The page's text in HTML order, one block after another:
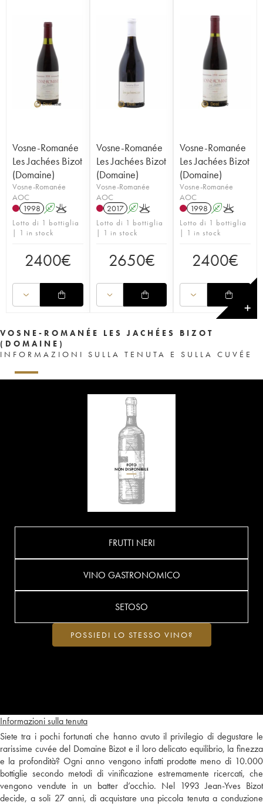
Vosne-Romanée
Les Jachées Bizot
(Domaine)
Vosne-Romanée
AOC
1998 AK
Lotto di 1 bottiglia
| 1 in stock
2400€
Vosne-Romanée
Les Jachées Bizot
(Domaine)
Vosne-Romanée
AOC
2017 AK
Lotto di 1 bottiglia
| 1 in stock
2650€
Vosne-Romanée
Les Jachées Bizot
(Domaine)
Vosne-Romanée
AOC
1998 AK
Lotto di 1 bottiglia
| 1 in stock
2400€
✕
VOSNE-ROMANÉE LES JACHÉES BIZOT
(DOMAINE)
INFORMAZIONI SULLA TENUTA E SULLA CUVÉE
Informazioni sulla tenuta
Siete tra i pochi fortunati che hanno avuto il privilegio di degustare le
rarissime cuvée del Domaine Bizot e il loro delicato equilibrio, la finezza
e la profondità? Ogni anno vengono infatti prodotte meno di 10.000
bottiglie secondo metodi di vinificazione estremamente ricercati, che
vengono vendute in un batter d’occhio. Nel 1993 Jean-Yves Bizot
decide, a soli 27 anni, di acquistare una piccola tenuta a conduzione
FRUTTI NERI
VINO GASTRONOMICO
SETOSO
POSSIEDI LO STESSO VINO?